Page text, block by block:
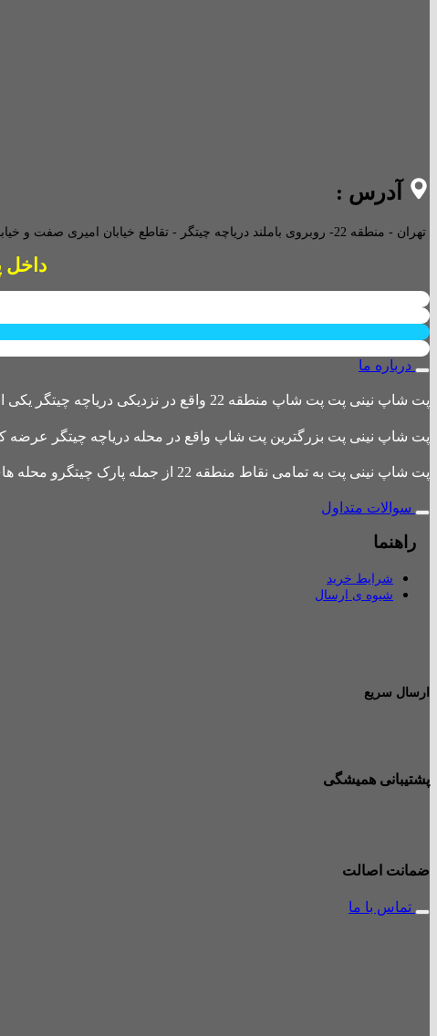
آدرس :
تهران - منطقه 22- روبروی باملند دریاچه چیتگر - تقاطع خیابان امیری صفت و خیابان دریا - پاساژ پارامیس -ورودی A تجاری -
داخل پاساژ 2 عدد پتشاپ هست
درباره ما
پت شاپ نینی پت پت شاپ منطقه 22 واقع در نزدیکی دریاچه چیتگر یکی از بزرگترین پت شاپ های منطقه 22 است
پت شاپ نینی پت بزرگترین پت شاپ واقع در محله دریاچه چیتگر عرضه
پت شاپ نینی پت به تمامی نقاط منطقه 22 از جمله پارک چیتگرو محله های اطراف ،شهرک باقری، دهکده المپیک ، شهرک خرازی، بلوار کوهک، شهرک چیتگر ، دریاچه چیتگر و تمامی نقاط تهران ارسال دارد.
سوالات متداول
راهنما
شرایط خرید
شیوه ی ارسال
ارسال سریع
پشتیبانی همیشگی
ضمانت اصالت
تماس با ما